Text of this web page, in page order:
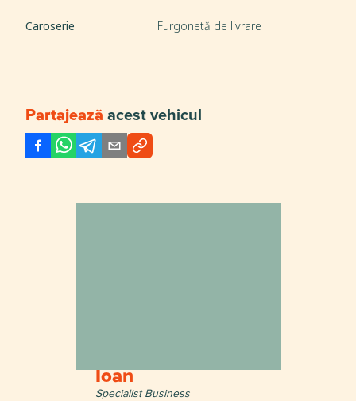
Caroserie Furgonetă de livrare
Ioan
Specialist Business
Partajează acest vehicul